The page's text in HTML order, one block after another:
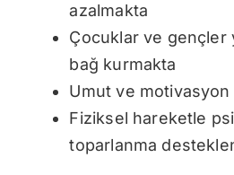
azalmakta
Çocuklar ve gençler
bağ kurmakta
Umut ve motivasyon
Fiziksel hareketle
toparlanma